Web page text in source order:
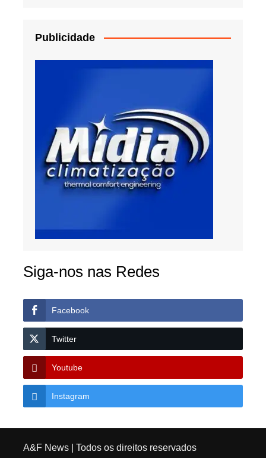
Publicidade
Siga-nos nas Redes
Facebook
Twitter
Youtube
Instagram
A&F News| Todos os direitos reservados